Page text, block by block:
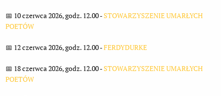
📅 10 czerwca 2026, godz. 12.00 - STOWARZYSZENIE UMARŁYCH
POETÓW
📅 12 czerwca 2026, godz. 12.00 -FERDYDURKE
📅 18 czerwca 2026, godz. 12.00 - STOWARZYSZENIE UMARŁYCH
POETÓW